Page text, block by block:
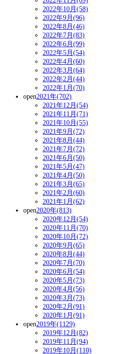
2022年10月(58)
2022年9月(96)
2022年8月(46)
2022年7月(83)
2022年6月(99)
2022年5月(54)
2022年4月(60)
2022年3月(64)
2022年2月(44)
2022年1月(70)
open2021年(702)
2021年12月(54)
2021年11月(71)
2021年10月(55)
2021年9月(72)
2021年8月(44)
2021年7月(72)
2021年6月(50)
2021年5月(47)
2021年4月(50)
2021年3月(65)
2021年2月(60)
2021年1月(62)
open2020年(813)
2020年12月(54)
2020年11月(70)
2020年10月(72)
2020年9月(65)
2020年8月(44)
2020年7月(70)
2020年6月(54)
2020年5月(73)
2020年4月(56)
2020年3月(73)
2020年2月(91)
2020年1月(91)
open2019年(1129)
2019年12月(82)
2019年11月(94)
2019年10月(110)